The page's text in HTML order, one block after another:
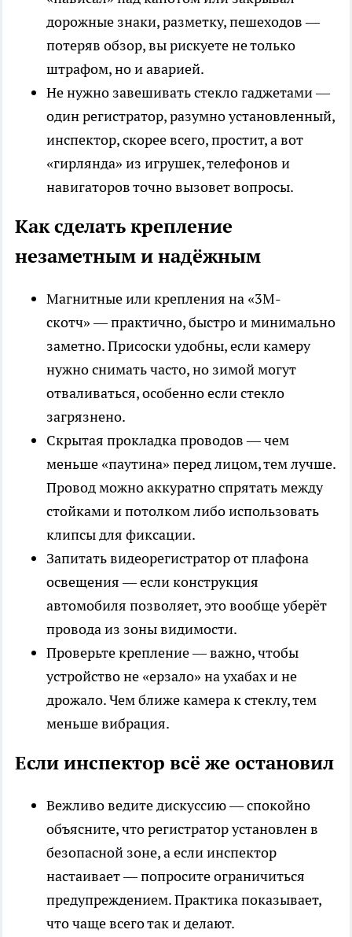
дорожные знаки, разметку, пешеходов —
потеряв обзор, вы рискуете не только
штрафом, но и аварией.
Не нужно завешивать стекло гаджетами —
один регистратор, разумно установленный,
инспектор, скорее всего, простит, а вот
«гирлянда» из игрушек, телефонов и
навигаторов точно вызовет вопросы.
Как сделать крепление
незаметным и надёжным
Магнитные или крепления на «3М-
скотч» — практично, быстро и минимально
заметно. Присоски удобны, если камеру
нужно снимать часто, но зимой могут
отваливаться, особенно если стекло
загрязнено.
Скрытая прокладка проводов — чем
меньше «паутина» перед лицом, тем лучше.
Провод можно аккуратно спрятать между
стойками и потолком либо использовать
клипсы для фиксации.
Запитать видеорегистратор от плафона
освещения — если конструкция
автомобиля позволяет, это вообще уберёт
провода из зоны видимости.
Проверьте крепление — важно, чтобы
устройство не «ерзало» на ухабах и не
дрожало. Чем ближе камера к стеклу, тем
меньше вибрация.
Если инспектор всё же остановил
Вежливо ведите дискуссию — спокойно
объясните, что регистратор установлен в
безопасной зоне, а если инспектор
настаивает — попросите ограничиться
предупреждением. Практика показывает,
что чаще всего так и делают.